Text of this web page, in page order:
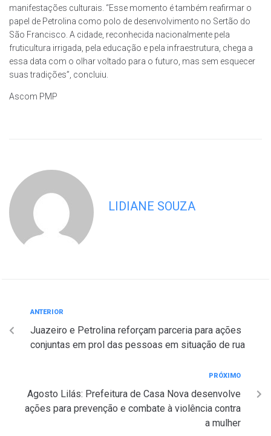
manifestações culturais. “Esse momento é também reafirmar o
papel de Petrolina como polo de desenvolvimento no Sertão do
São Francisco. A cidade, reconhecida nacionalmente pela
fruticultura irrigada, pela educação e pela infraestrutura, chega a
essa data com o olhar voltado para o futuro, mas sem esquecer
suas tradições”, concluiu.
Ascom PMP
LIDIANE SOUZA
ANTERIOR
Juazeiro e Petrolina reforçam parceria para ações
conjuntas em prol das pessoas em situação de rua
PRÓXIMO
Agosto Lilás: Prefeitura de Casa Nova desenvolve
ações para prevenção e combate à violência contra
a mulher